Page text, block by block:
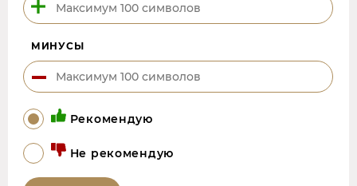
МИНУСЫ
Рекомендую
Не рекомендую